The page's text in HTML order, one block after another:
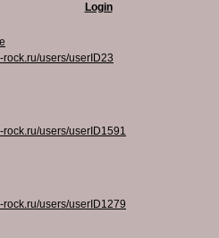
Login
users/userID23
users/userID1591
users/userID1279